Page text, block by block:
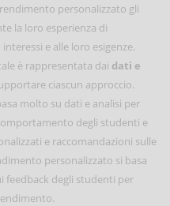
personalizzato gli
la loro esperienza di
e alle loro esigenze.
è rappresentata dai dati e
ciascun approccio.
molto su dati e analisi per
degli studenti e
e raccomandazioni sulle
personalizzato si basa
feedback degli studenti per